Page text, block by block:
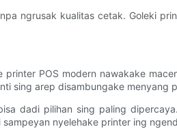
ngrusak kualitas cetak. Goleki
POS modern nawakake
sing arep disambungake menyang
dadi pilihan sing paling
nyelehake printer ing